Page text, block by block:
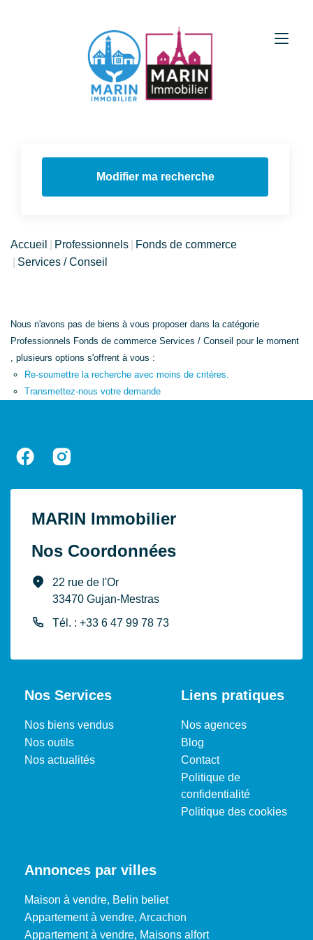
Modifier ma recherche
Accueil Professionnels
Fonds de commerce
Services / Conseil
Nous n'avons pas de biens à vous proposer dans la catégorie
Professionnels Fonds de commerce Services / Conseil pour le moment
, plusieurs options s'offrent à vous :
Re-soumettre la recherche avec moins de critères.
Transmettez-nous votre demande
MARIN Immobilier
Nos Coordonnées
22 rue de l'Or
33470 Gujan-Mestras
Tél. : +33 6 47 99 78 73
Nos Services
Nos biens vendus
Nos outils
Nos actualités
Liens pratiques
Nos agences
Blog
Contact
Politique de
confidentialité
Politique des cookies
Annonces par villes
Maison à vendre, Belin beliet
Appartement à vendre, Arcachon
Appartement à vendre, Maisons alfort